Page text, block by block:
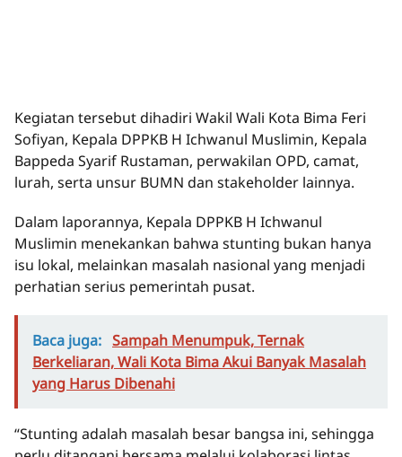
Kegiatan tersebut dihadiri Wakil Wali Kota Bima Feri
Sofiyan, Kepala DPPKB H Ichwanul Muslimin, Kepala
Bappeda Syarif Rustaman, perwakilan OPD, camat,
lurah, serta unsur BUMN dan stakeholder lainnya.
Dalam laporannya, Kepala DPPKB H Ichwanul
Muslimin menekankan bahwa stunting bukan hanya
isu lokal, melainkan masalah nasional yang menjadi
perhatian serius pemerintah pusat.
Baca juga: Sampah Menumpuk, Ternak
Berkeliaran, Wali Kota Bima Akui Banyak Masalah
yang Harus Dibenahi
“Stunting adalah masalah besar bangsa ini, sehingga